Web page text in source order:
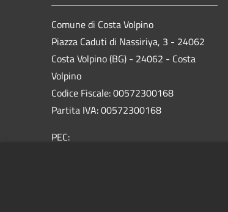
Comune di Costa Volpino
Piazza Caduti di Nassiriya, 3 - 24062
Costa Volpino (BG) - 24062 - Costa
Volpino
Codice Fiscale: 00572300168
Partita IVA: 00572300168
PEC: